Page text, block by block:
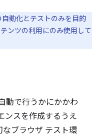
動化とテストのみを目的
ンツの利用にのみ使用して
動で行うかにかかわ
ンスを作成するうえ
なブラウザ テスト環